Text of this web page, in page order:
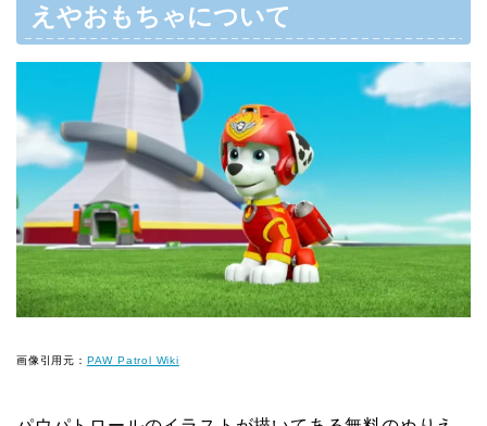
えやおもちゃについて
画像引用元： PAW Patrol Wiki